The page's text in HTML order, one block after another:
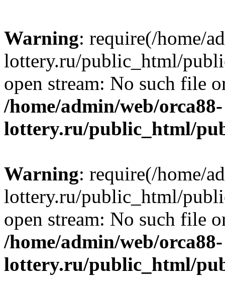
Warning: require(/home/
lottery.ru/public_html/
open stream: No such file
/home/admin/web/orca88-
lottery.ru/public_html/
Warning: require(/home/
lottery.ru/public_html/
open stream: No such file
/home/admin/web/orca88-
lottery.ru/public_html/